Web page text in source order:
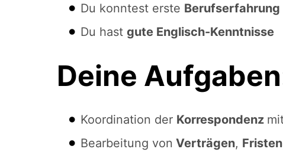
Du konntest erste Berufserfahrung
Du hast gute Englisch-Kenntnisse
Deine
Koordination der Korrespondenz
Bearbeitung von Verträgen, Fristen